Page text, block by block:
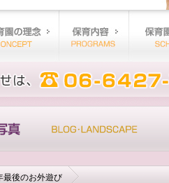
最後のお外遊び